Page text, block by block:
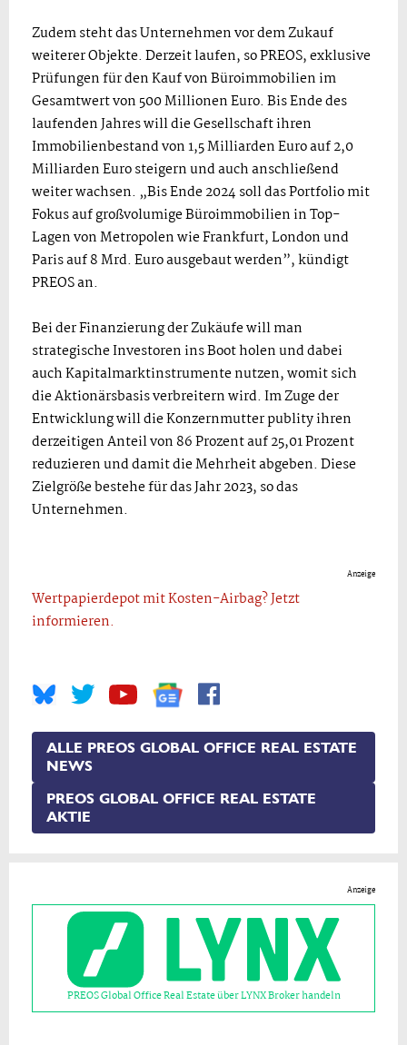
Zudem steht das Unternehmen vor dem Zukauf
weiterer Objekte. Derzeit laufen, so PREOS, exklusive
Prüfungen für den Kauf von Büroimmobilien im
Gesamtwert von 500 Millionen Euro. Bis Ende des
laufenden Jahres will die Gesellschaft ihren
Immobilienbestand von 1,5 Milliarden Euro auf 2,0
Milliarden Euro steigern und auch anschließend
weiter wachsen. „Bis Ende 2024 soll das Portfolio mit
Fokus auf großvolumige Büroimmobilien in Top-
Lagen von Metropolen wie Frankfurt, London und
Paris auf 8 Mrd. Euro ausgebaut werden”, kündigt
PREOS an.
Bei der Finanzierung der Zukäufe will man
strategische Investoren ins Boot holen und dabei
auch Kapitalmarktinstrumente nutzen, womit sich
die Aktionärsbasis verbreitern wird. Im Zuge der
Entwicklung will die Konzernmutter publity ihren
derzeitigen Anteil von 86 Prozent auf 25,01 Prozent
reduzieren und damit die Mehrheit abgeben. Diese
Zielgröße bestehe für das Jahr 2023, so das
Unternehmen.
Anzeige
Wertpapierdepot mit Kosten-Airbag? Jetzt
informieren.
ALLE PREOS GLOBAL OFFICE REAL ESTATE
NEWS
PREOS GLOBAL OFFICE REAL ESTATE
AKTIE
Anzeige
PREOS Global Office Real Estate über LYNX Broker handeln